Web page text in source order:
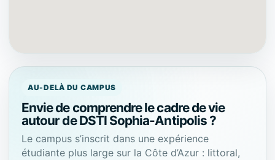
AU-DELÀ DU CAMPUS
Envie de comprendre le cadre de vie
autour de DSTI Sophia-Antipolis ?
Le campus s’inscrit dans une expérience
étudiante plus large sur la Côte d’Azur : littoral,